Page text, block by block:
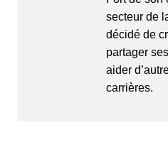
secteur de
décidé de
partager
aider
carrières.